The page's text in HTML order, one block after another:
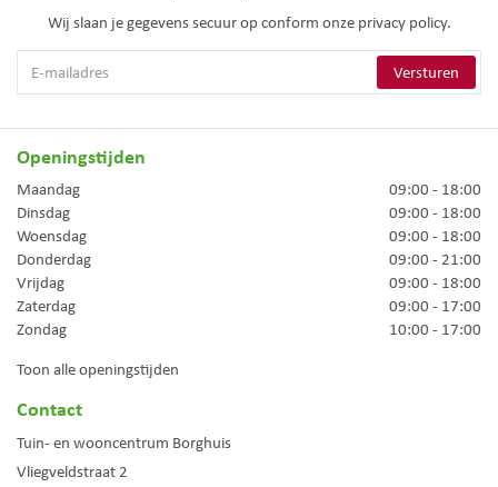
Wij slaan je gegevens secuur op conform onze privacy policy.
Openingstijden
Maandag
09:00 - 18:00
Dinsdag
09:00 - 18:00
Woensdag
09:00 - 18:00
Donderdag
09:00 - 21:00
Vrijdag
09:00 - 18:00
Zaterdag
09:00 - 17:00
Zondag
10:00 - 17:00
Toon alle openingstijden
Contact
Tuin- en wooncentrum Borghuis
Vliegveldstraat 2